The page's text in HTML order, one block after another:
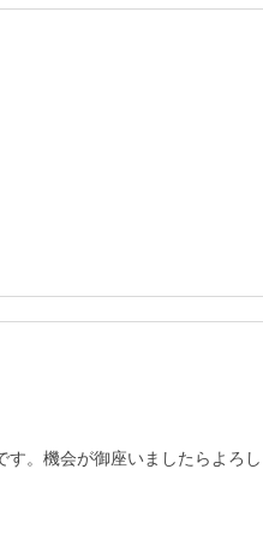
。機会が御座いましたらよろし